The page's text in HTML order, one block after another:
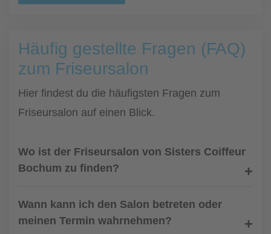
Häufig gestellte Fragen (FAQ)
zum Friseursalon
Hier findest du die häufigsten Fragen zum
Friseursalon auf einen Blick.
Wo ist der Friseursalon von Sisters Coiffeur
Bochum zu finden?
Wann kann ich den Salon betreten oder
meinen Termin wahrnehmen?